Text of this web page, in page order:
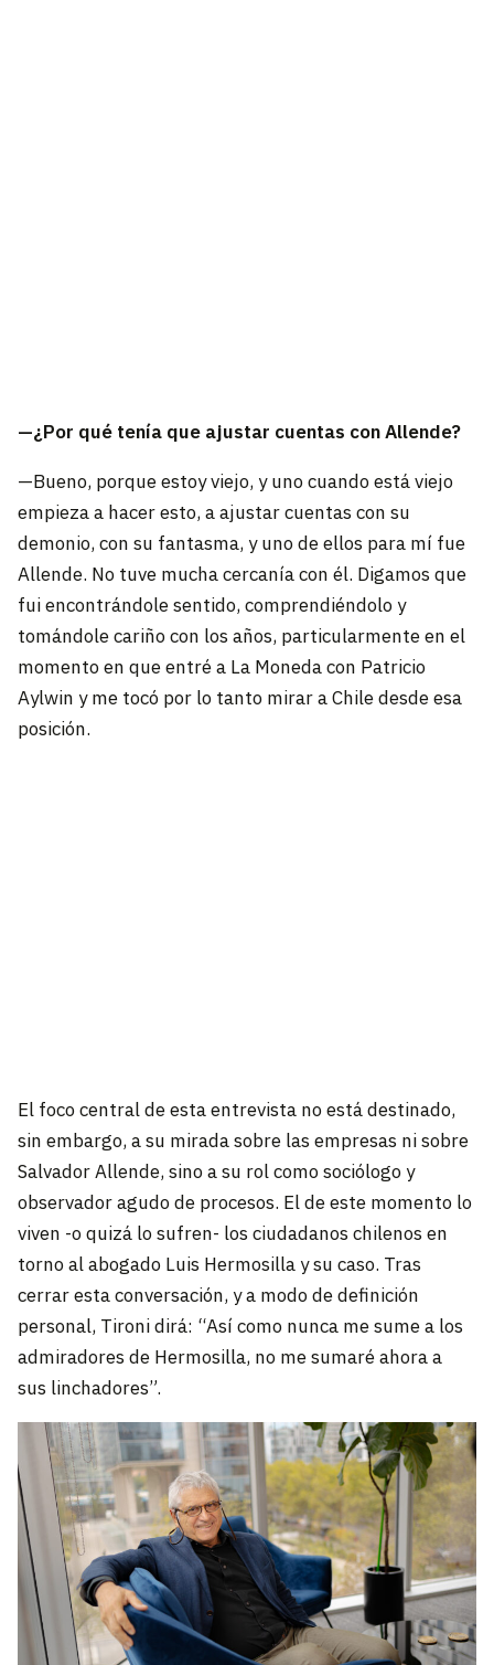
—¿Por qué tenía que ajustar cuentas con Allende?
—Bueno, porque estoy viejo, y uno cuando está viejo
empieza a hacer esto, a ajustar cuentas con su
demonio, con su fantasma, y uno de ellos para mí fue
Allende. No tuve mucha cercanía con él. Digamos que
fui encontrándole sentido, comprendiéndolo y
tomándole cariño con los años, particularmente en el
momento en que entré a La Moneda con Patricio
Aylwin y me tocó por lo tanto mirar a Chile desde esa
posición.
El foco central de esta entrevista no está destinado,
sin embargo, a su mirada sobre las empresas ni sobre
Salvador Allende, sino a su rol como sociólogo y
observador agudo de procesos. El de este momento lo
viven -o quizá lo sufren- los ciudadanos chilenos en
torno al abogado Luis Hermosilla y su caso. Tras
cerrar esta conversación, y a modo de definición
personal, Tironi dirá: “Así como nunca me sume a los
admiradores de Hermosilla, no me sumaré ahora a
sus linchadores”.